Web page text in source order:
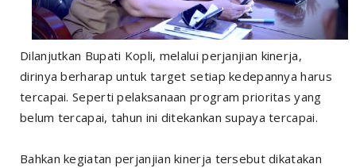
Dilanjutkan Bupati Kopli, melalui perjanjian kinerja,
dirinya berharap untuk target setiap kedepannya harus
tercapai. Seperti pelaksanaan program prioritas yang
belum tercapai, tahun ini ditekankan supaya tercapai.
Bahkan kegiatan perjanjian kinerja tersebut dikatakan